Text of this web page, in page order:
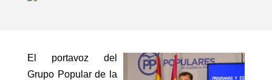
El portavoz del
Grupo Popular de la